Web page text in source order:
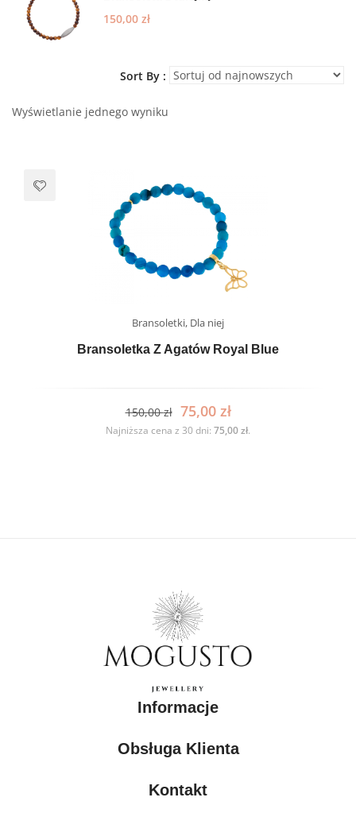
150,00 zł
Sort By :
Wyświetlanie jednego wyniku
Bransoletki, Dla niej
Bransoletka Z Agatów Royal Blue
150,00zł 75,00 zł
Najniższa cena z 30 dni: 75,00zł.
Informacje
Obsługa Klienta
Kontakt